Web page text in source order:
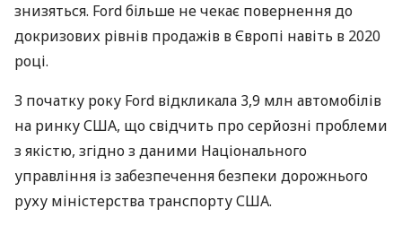
знизяться. Ford більше не чекає повернення до
докризових рівнів продажів в Європі навіть в 2020
році.
З початку року Ford відкликала 3,9 млн автомобілів
на ринкуСША, що свідчить про серйозні проблеми
з якістю, згідно з даними Національного
управління із забезпечення безпеки дорожнього
руху міністерства транспортуСША.